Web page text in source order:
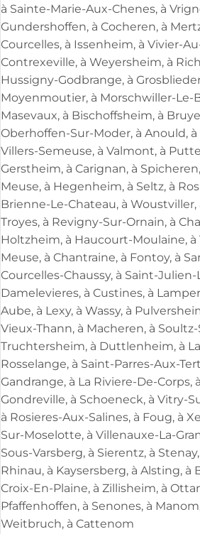
à Sainte-Marie-Aux-Chenes, à
Gundershoffen, à Cocheren, à
Courcelles, à Issenheim, à Vivier-
Contrexeville, à Weyersheim, à
Hussigny-Godbrange, à
Moyenmoutier, à Morschwiller-Le-
Masevaux, à Bischoffsheim, à
Oberhoffen-Sur-Moder, à Anould, à
Villers-Semeuse, à Valmont, à
Gerstheim, à Carignan, à
Meuse, à Hegenheim, à Seltz, à
Brienne-Le-Chateau, à Woustviller,
Troyes, à Revigny-Sur-Ornain, à
Holtzheim, à Haucourt-Moulaine, à
Meuse, à Chantraine, à Fontoy, à
Courcelles-Chaussy, à Saint-Julien-
Damelevieres, à Custines, à
Aube, à Lexy, à Wassy, à
Vieux-Thann, à Macheren, à
Truchtersheim, à Duttlenheim, à
Rosselange, à Saint-Parres-Aux-
Gandrange, à La Riviere-De-Corps,
Gondreville, à Schoeneck, à Vitry-
à Rosieres-Aux-Salines, à Foug, à
Sur-Moselotte, à Villenauxe-La-
Sous-Varsberg, à Sierentz, à
Rhinau, à Kaysersberg, à Alsting, à
Croix-En-Plaine, à Zillisheim, à
Pfaffenhoffen, à Senones, à
Weitbruch, à Cattenom